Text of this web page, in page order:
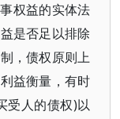
权益的实体法
是否足以排除
，债权原则上
益衡量，有时
受人的债权)以